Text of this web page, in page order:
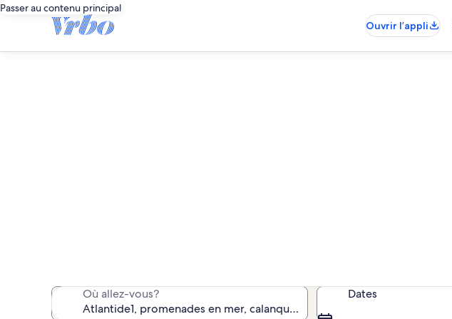
Passer au contenu principal
Ouvrir l’appli
Où allez-vous? Dates